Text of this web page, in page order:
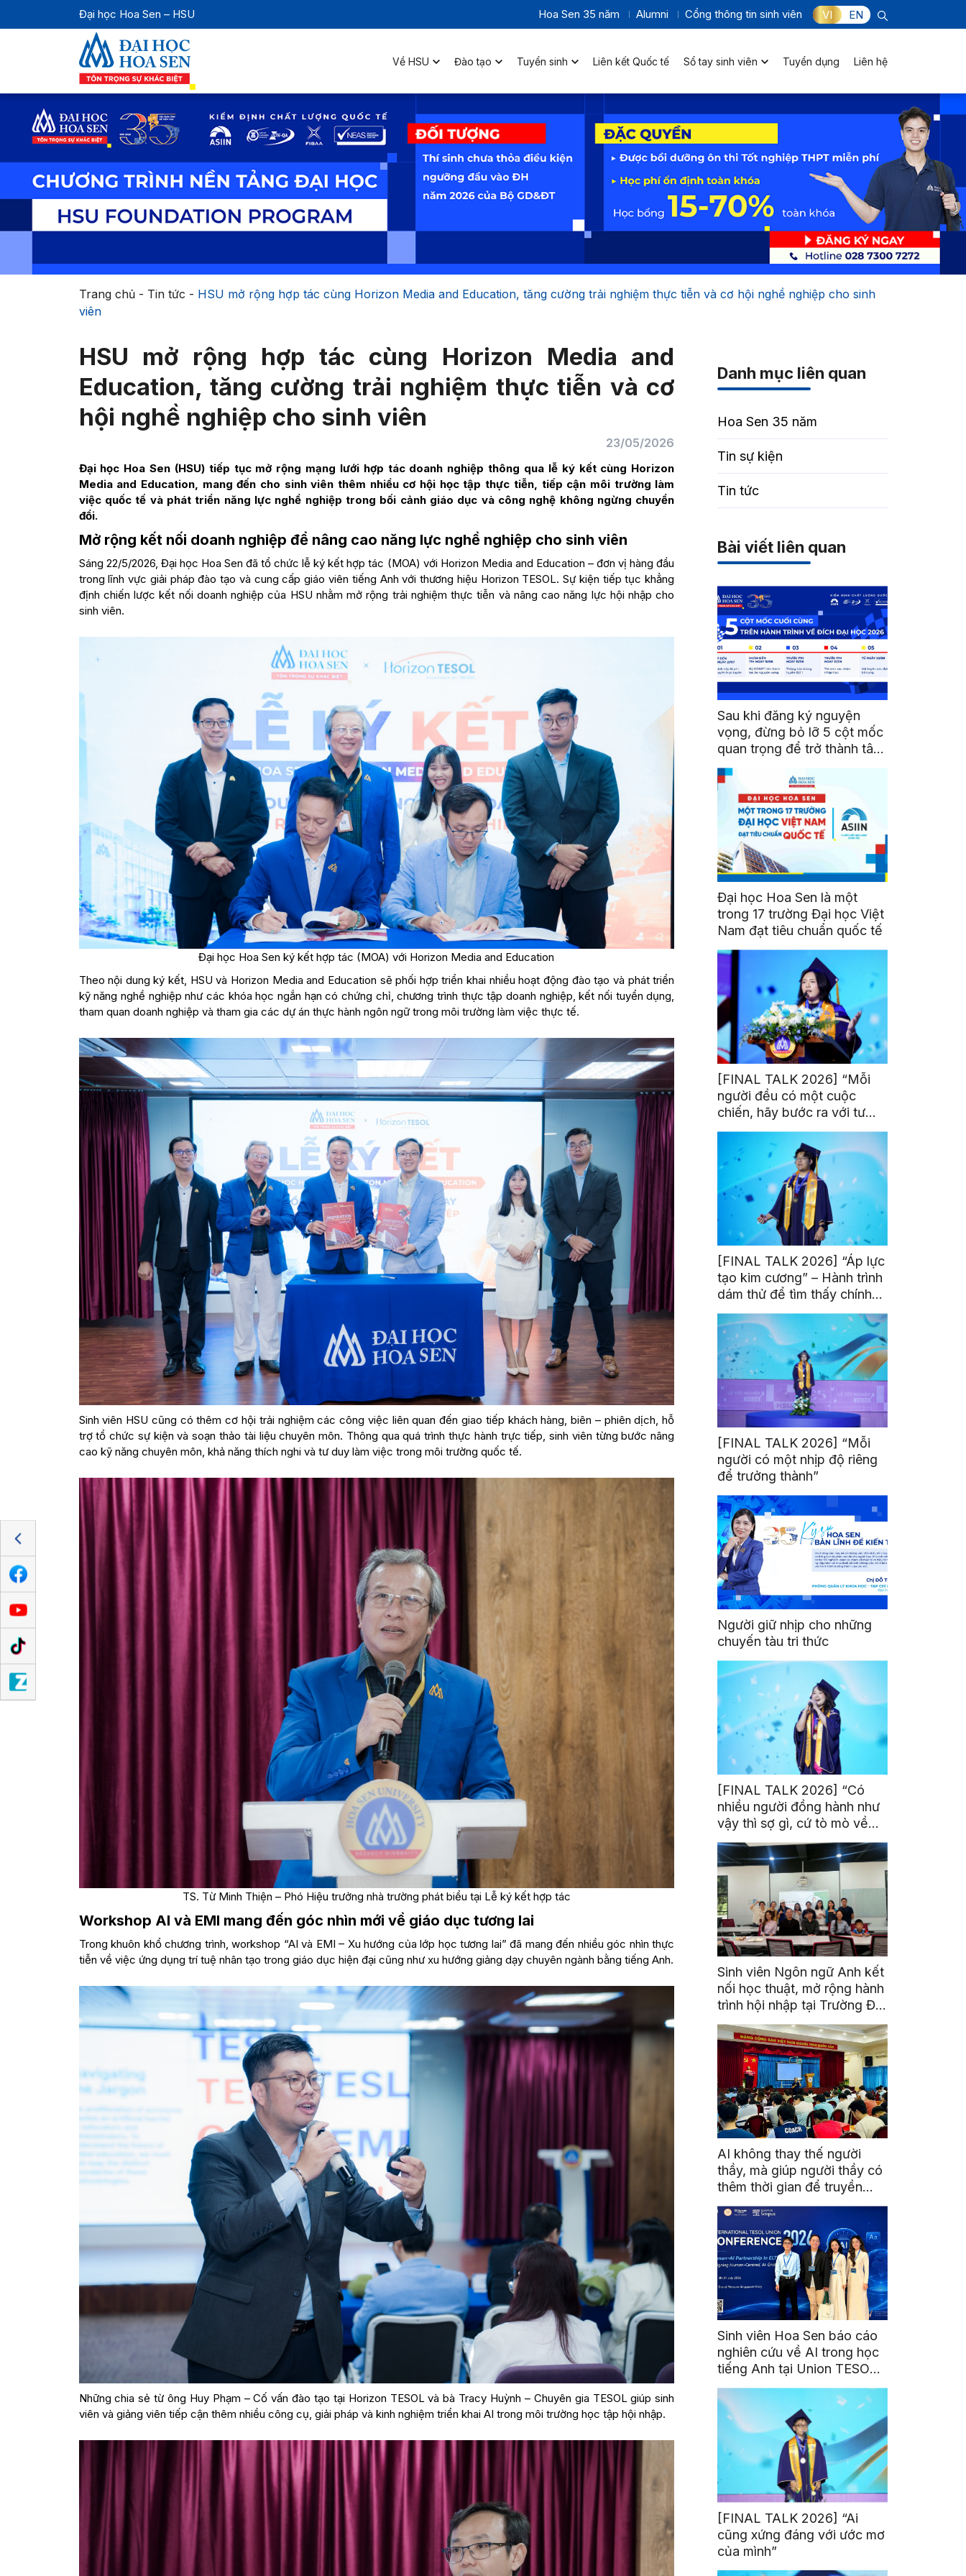
Đại học Hoa Sen – HSU Hoa Sen 35 năm Alumni Cổng thông tin sinh viên VI EN
Về HSU Đào tạo Tuyển sinh Liên kết Quốc tế Sổ tay sinh viên Tuyển dụng Liên hệ
Trang chủ- Tin tức - HSU mở rộng hợp tác cùng Horizon Media and Education, tăng cường trải nghiệm thực tiễn và cơ hội nghề nghiệp cho sinh
viên
HSU mở rộng hợp tác cùng Horizon Media and
Education, tăng cường trải nghiệm thực tiễn và cơ
hội nghề nghiệp cho sinh viên
23/05/2026
Đại học Hoa Sen (HSU) tiếp tục mở rộng mạng lưới hợp tác doanh nghiệp thông qua lễ ký kết cùng Horizon
Media and Education, mang đến cho sinh viên thêm nhiều cơ hội học tập thực tiễn, tiếp cận môi trường làm
việc quốc tế và phát triển năng lực nghề nghiệp trong bối cảnh giáo dục và công nghệ không ngừng chuyển
đổi.
Mở rộng kết nối doanh nghiệp để nâng cao năng lực nghề nghiệp cho sinh viên
Sáng 22/5/2026, Đại học Hoa Sen đã tổ chức lễ ký kết hợp tác (MOA) với Horizon Media and Education – đơn vị hàng đầu
trong lĩnh vực giải pháp đào tạo và cung cấp giáo viên tiếng Anh với thương hiệu Horizon TESOL. Sự kiện tiếp tục khẳng
định chiến lược kết nối doanh nghiệp của HSU nhằm mở rộng trải nghiệm thực tiễn và nâng cao năng lực hội nhập cho
sinh viên.
Đại học Hoa Sen ký kết hợp tác (MOA) với Horizon Media and Education
Theo nội dung ký kết, HSU và Horizon Media and Education sẽ phối hợp triển khai nhiều hoạt động đào tạo và phát triển
kỹ năng nghề nghiệp như các khóa học ngắn hạn có chứng chỉ, chương trình thực tập doanh nghiệp, kết nối tuyển dụng,
tham quan doanh nghiệp và tham gia các dự án thực hành ngôn ngữ trong môi trường làm việc thực tế.
Sinh viên HSU cũng có thêm cơ hội trải nghiệm các công việc liên quan đến giao tiếp khách hàng, biên – phiên dịch, hỗ
trợ tổ chức sự kiện và soạn thảo tài liệu chuyên môn. Thông qua quá trình thực hành trực tiếp, sinh viên từng bước nâng
cao kỹ năng chuyên môn, khả năng thích nghi và tư duy làm việc trong môi trường quốc tế.
TS. Từ Minh Thiện – Phó Hiệu trưởng nhà trường phát biểu tại Lễ ký kết hợp tác
Workshop AI và EMI mang đến góc nhìn mới về giáo dục tương lai
Trong khuôn khổ chương trình, workshop “AI và EMI – Xu hướng của lớp học tương lai” đã mang đến nhiều góc nhìn thực
tiễn về việc ứng dụng trí tuệ nhân tạo trong giáo dục hiện đại cũng như xu hướng giảng dạy chuyên ngành bằng tiếng Anh.
Những chia sẻ từ ông Huy Phạm – Cố vấn đào tạo tại Horizon TESOL và bà Tracy Huỳnh – Chuyên gia TESOL giúp sinh
viên và giảng viên tiếp cận thêm nhiều công cụ, giải pháp và kinh nghiệm triển khai AI trong môi trường học tập hội nhập.
Danh mục liên quan
Hoa Sen 35 năm
Tin sự kiện
Tin tức
Bài viết liên quan
Sau khi đăng ký nguyện
vọng, đừng bỏ lỡ 5 cột mốc
quan trọng để trở thành tân
sinh viên HSU
Đại học Hoa Sen là một
trong 17 trường Đại học Việt
Nam đạt tiêu chuẩn quốc tế
[FINAL TALK 2026] “Mỗi
người đều có một cuộc
chiến, hãy bước ra với tư
thế của người chiến thắng”
[FINAL TALK 2026] “Áp lực
tạo kim cương” – Hành trình
dám thử để tìm thấy chính
mình
[FINAL TALK 2026] “Mỗi
người có một nhịp độ riêng
để trưởng thành”
Người giữ nhịp cho những
chuyến tàu tri thức
[FINAL TALK 2026] “Có
nhiều người đồng hành như
vậy thì sợ gì, cứ tò mò về
thế giới thôi”
Sinh viên Ngôn ngữ Anh kết
nối học thuật, mở rộng hành
trình hội nhập tại Trường Đại
học Quốc gia Malaysia
AI không thay thế người
thầy, mà giúp người thầy có
thêm thời gian để truyền
cảm hứng
Sinh viên Hoa Sen báo cáo
nghiên cứu về AI trong học
tiếng Anh tại Union TESOL
2026 ở Singapore
[FINAL TALK 2026] “Ai
cũng xứng đáng với ước mơ
của mình”